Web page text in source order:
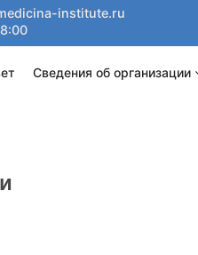
institute.ru
Сведения об организации